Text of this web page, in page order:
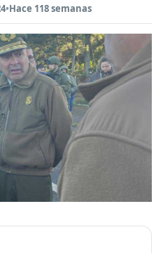
•Hace 118 semanas